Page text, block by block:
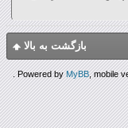
بازگشت به بالا
Powered byMyBB, mobile
.